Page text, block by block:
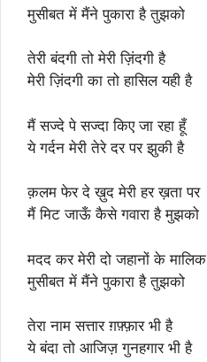
मुसीबत में मैंने पुकारा है तुझको
तेरी बंदगी तो मेरी ज़िंदगी है
मेरी ज़िंदगी का तो हासिल यही है
मैं सज्दे पे सज्दा किए जा रहा हूँ
ये गर्दन मेरी तेरे दर पर झुकी है
क़लम फेर दे ख़ुद मेरी हर ख़ता पर
मैं मिट जाऊँ कैसे गवारा है मुझको
मदद कर मेरी दो जहानों के मालिक
मुसीबत में मैंने पुकारा है तुझको
तेरा नाम सत्तार ग़फ़्फ़ार भी है
ये बंदा तो आजिज़ गुनहगार भी है